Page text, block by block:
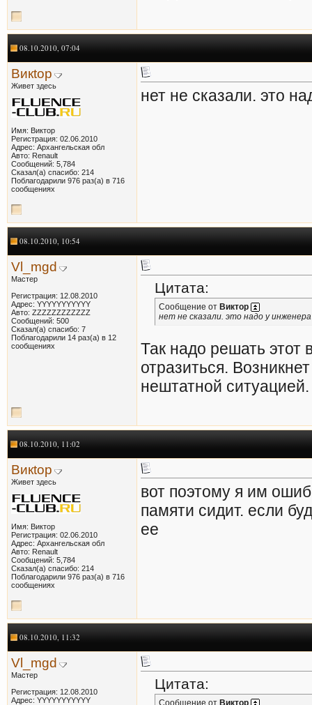
08.10.2010, 07:04
Викtор
Живет здесь
Имя: Виктор
Регистрация: 02.06.2010
Адрес: Архангельская обл
Авто: Renault
Сообщений: 5,784
Сказал(а) спасибо: 214
Поблагодарили 976 раз(а) в 716
сообщениях
нет не сказали. это
08.10.2010, 10:54
Vl_mgd
Мастер
Регистрация: 12.08.2010
Адрес: YYYYYYYYYYY
Авто: ZZZZZZZZZZZZ
Сообщений: 500
Сказал(а) спасибо: 7
Поблагодарили 14 раз(а) в 12
сообщениях
Цитата:
Сообщение от Виктор
нет не сказали. это надо у
Так надо решать этот
отразиться.
нештатной ситуацией.
08.10.2010, 11:02
Викtор
Живет здесь
Имя: Виктор
Регистрация: 02.06.2010
Адрес: Архангельская обл
Авто: Renault
Сообщений: 5,784
Сказал(а) спасибо: 214
Поблагодарили 976 раз(а) в 716
сообщениях
вот поэтому я им
памяти сидит. если
ее
08.10.2010, 11:32
Vl_mgd
Мастер
Регистрация: 12.08.2010
Адрес: YYYYYYYYYYY
Цитата:
Сообщение от Виктор